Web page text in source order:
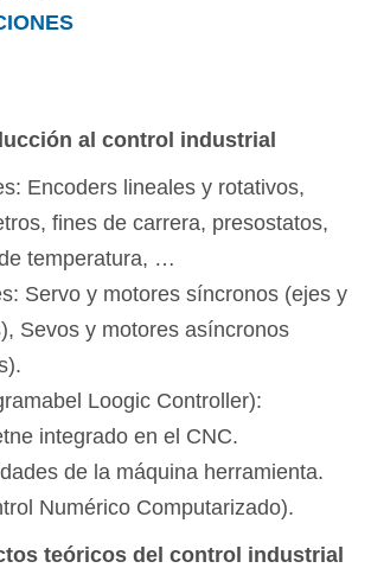
al control industrial
Encoders lineales y rotativos,
fines de carrera, presostatos,
temperatura, …
Servo y motores síncronos (ejes y
Sevos y motores asíncronos
Loogic Controller):
integrado en el CNC.
de la máquina herramienta.
Numérico Computarizado).
teóricos del control industrial